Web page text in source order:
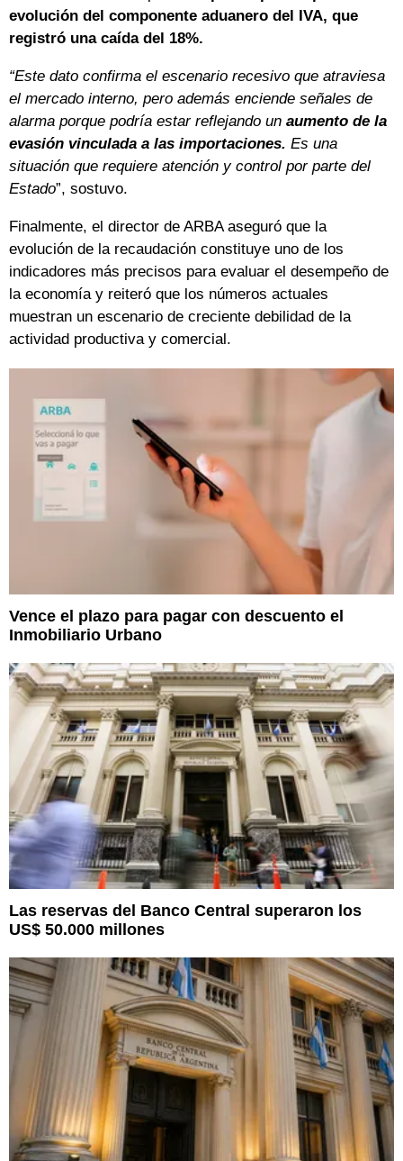
evolución del componente aduanero del IVA, que
registró una caída del 18%.
“Este dato confirma el escenario recesivo que atraviesa
el mercado interno, pero además enciende señales de
alarma porque podría estar reflejando un aumento de la
evasión vinculada a las importaciones. Es una
situación que requiere atención y control por parte del
Estado”, sostuvo.
Finalmente, el director de ARBA aseguró que la
evolución de la recaudación constituye uno de los
indicadores más precisos para evaluar el desempeño de
la economía y reiteró que los números actuales
muestran un escenario de creciente debilidad de la
actividad productiva y comercial.
Vence el plazo para pagar con descuento el
Inmobiliario Urbano
Las reservas del Banco Central superaron los
US$ 50.000 millones